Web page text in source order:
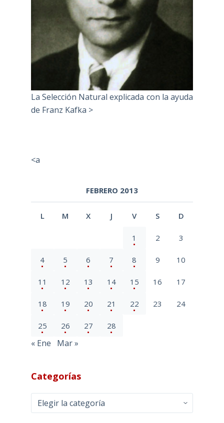
La Selección Natural explicada con la ayuda
de Franz Kafka >
<a
FEBRERO 2013
L M X J V S D
1 2 3
4 5 6 7 8 9 10
11 12 13 14 15 16 17
18 19 20 21 22 23 24
25 26 27 28
« Ene Mar »
Categorías
Categorías